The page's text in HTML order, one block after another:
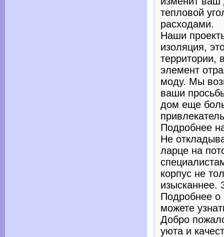
тепловой
расходами.
Наши
изоляция,
территории,
элемент
моду. Мы
ваши
дом еще
Подробнее
Не
ларце на
корпус не
изысканнее.
Подробнее о
можете
Добро
уюта и